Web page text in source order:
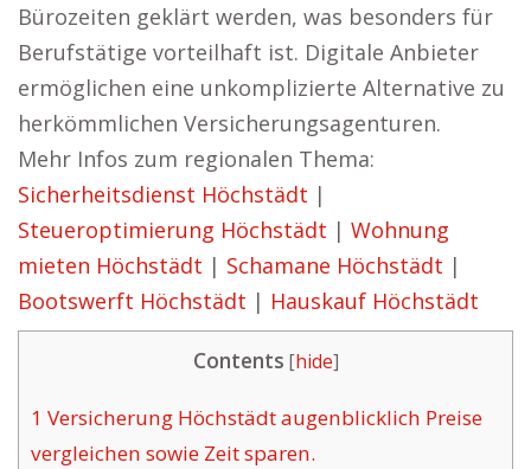
Bürozeiten geklärt werden, was besonders für
Berufstätige vorteilhaft ist. Digitale Anbieter
ermöglichen eine unkomplizierte Alternative zu
herkömmlichen Versicherungsagenturen.
Mehr Infos zum regionalen Thema:
Sicherheitsdienst Höchstädt |
Steueroptimierung Höchstädt | Wohnung
mieten Höchstädt | Schamane Höchstädt |
Bootswerft Höchstädt | Hauskauf Höchstädt
Contents [hide]
1 Versicherung Höchstädt augenblicklich Preise
vergleichen sowie Zeit sparen.